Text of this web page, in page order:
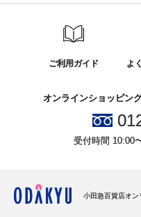
ご利用ガイド よ
オンラインショッピン
受付時間 10:00
小田急百貨店オ